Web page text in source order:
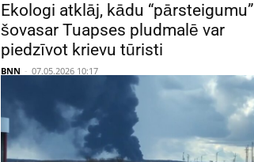
Ekologi atklāj, kādu “pārsteigumu”
šovasar Tuapses pludmalē var
piedzīvot krievu tūristi
BNN - 07.05.2026 10:17